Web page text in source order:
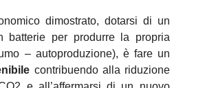
dimostrato, dotarsi di un
batterie per produrre la propria
– autoproduzione), è fare un
contribuendo alla riduzione